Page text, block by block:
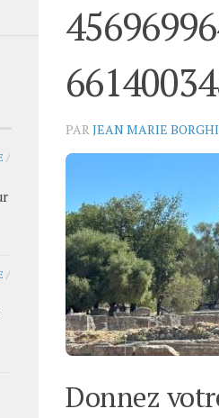
PAR JEAN MARIE
Donnez
/
/